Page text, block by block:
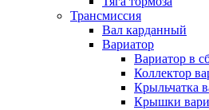
Трансмиссия
Вал карданный
Вариатор
Вариатор в
Коллектор
Крыльчатка
Крышки